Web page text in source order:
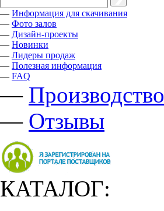
— Информация для скачивания
— Фото залов
— Дизайн-проекты
— Новинки
— Лидеры продаж
— Полезная информация
— FAQ
— Производство
— Отзывы
КАТАЛОГ: